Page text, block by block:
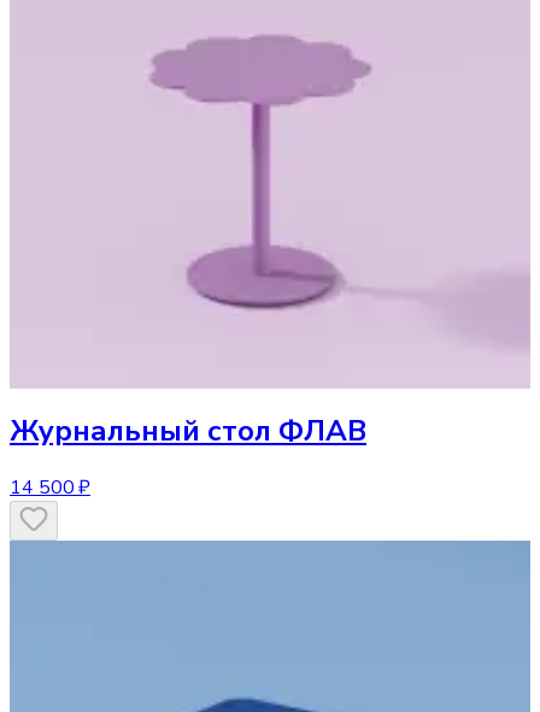
Журнальный стол ФЛАВ
14 500 ₽